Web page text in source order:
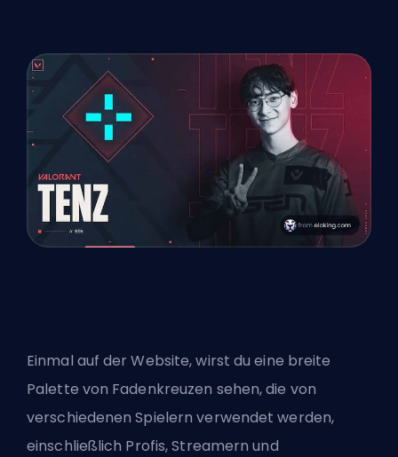
Einmal auf der Website, wirst du eine breite
Palette von Fadenkreuzen sehen, die von
verschiedenen Spielern verwendet werden,
einschließlich Profis, Streamern und